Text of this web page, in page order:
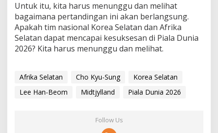
Untuk itu, kita harus menunggu dan melihat
bagaimana pertandingan ini akan berlangsung.
Apakah tim nasional Korea Selatan dan Afrika
Selatan dapat mencapai kesuksesan di Piala Dunia
2026? Kita harus menunggu dan melihat.
Afrika Selatan Cho Kyu-Sung
Korea Selatan
Lee Han-Beom
Midtjylland Piala Dunia 2026
Follow Us